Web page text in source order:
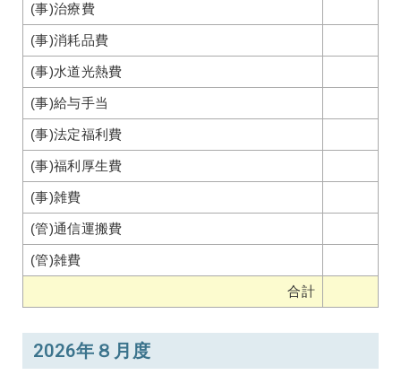
(事)治療費
(事)消耗品費
(事)水道光熱費
(事)給与手当
(事)法定福利費
(事)福利厚生費
(事)雑費
(管)通信運搬費
(管)雑費
合計
2026年８月度